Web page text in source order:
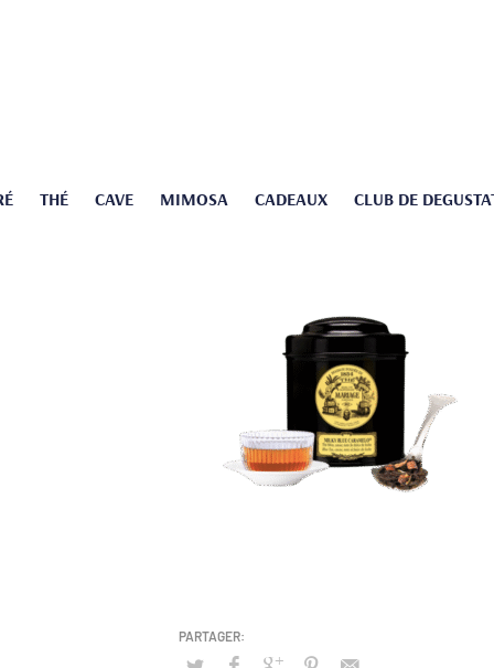
THÉ CAVE MIMOSA CADEAUX CLUB DE